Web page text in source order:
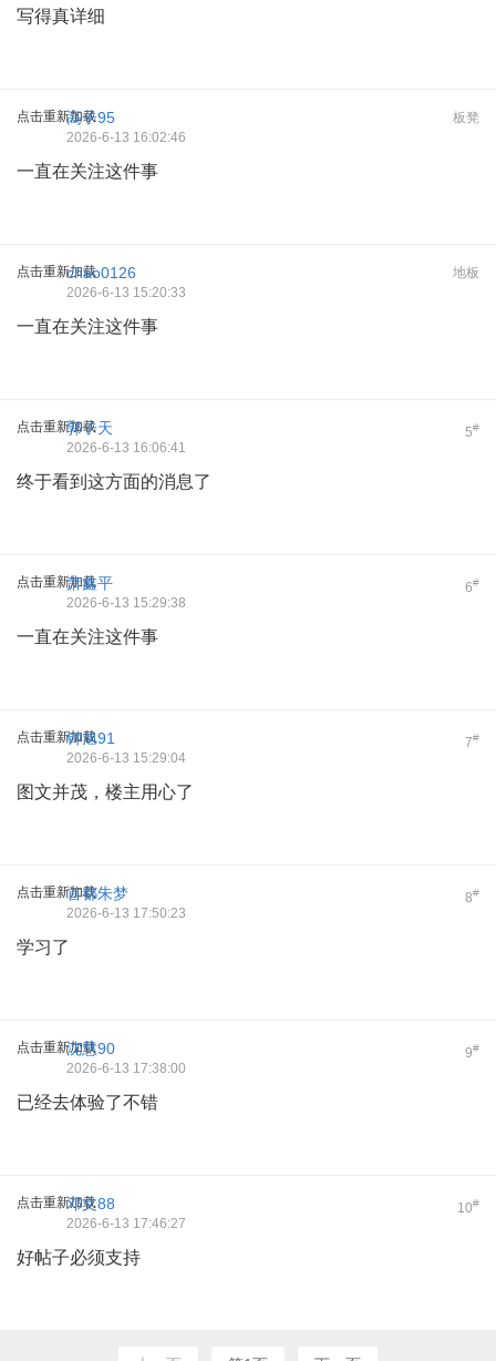
写得真详细
点击重新加载 板凳
高子95
2026-6-13 16:02:46
一直在关注这件事
点击重新加载 地板
chao0126
2026-6-13 15:20:33
一直在关注这件事
点击重新加载 5#
郭子天
2026-6-13 16:06:41
终于看到这方面的消息了
点击重新加载 6#
萧鑫平
2026-6-13 15:29:38
一直在关注这件事
点击重新加载 7#
钟旭91
2026-6-13 15:29:04
图文并茂，楼主用心了
点击重新加载 8#
首都朱梦
2026-6-13 17:50:23
学习了
点击重新加载 9#
沈慧90
2026-6-13 17:38:00
已经去体验了不错
点击重新加载 10#
邓文88
2026-6-13 17:46:27
好帖子必须支持